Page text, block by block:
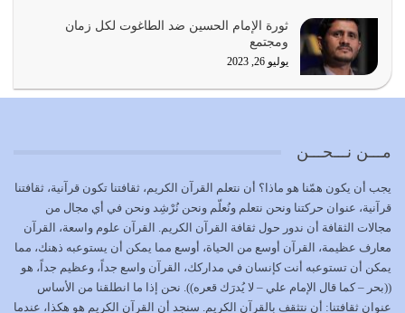
بحبل الله جميعاً وليس كل…
يوليو 22, 2026
المُلك كله لله تعالى يؤتيه من يشاء وينزعه ممن يشاء ويعز من
كل زمان…
يوليو 19, 2026
الوظيفة عبارة عن مسؤولية يجب النهوض بها كما ينبغي لكي
تتحقق الحقوق للجميع
يوليو 18, 2026
ثورة الإمام الحسين ضد الطاغوت لكل زمان
ومجتمع
يوليو 26, 2023
مـــن نـــحـــن
يجب أن يكون همّنا هو ماذا؟ أن نتعلم القرآن الكريم، ثقافتنا تكون قرآنية، ثقافتنا
قرآنية، عنوان حركتنا ونحن نتعلم ونُعلّم ونحن نُرْشِد ونحن في أي مجال من
مجالات الثقافة أن ندور حول ثقافة القرآن الكريم. القرآن علوم واسعة، القرآن
معارف عظيمة، القرآن أوسع من الحياة، أوسع مما يمكن أن يستوعبه ذهنك، مما
يمكن أن تستوعبه أنت كإنسان في مداركك، القرآن واسع جداً، وعظيم جداً، هو
((بحر – كما قال الإمام علي – لا يُدرَك قعره)). نحن إذا ما انطلقنا من الأساس
عنوان ثقافتنا: أن نتثقف بالقرآن الكريم. سنجد أن القرآن الكريم هو هكذا، عندما